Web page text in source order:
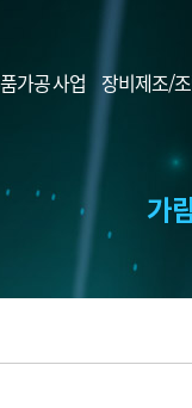
가공 사업 장비제조/